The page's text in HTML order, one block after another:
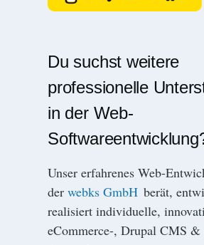
Du suchst weitere
professionelle
in der Web-
Unser erfahrenes Web-
derwebks GmbH berät,
realisiert individuelle,
eCommerce-, Drupal CMS